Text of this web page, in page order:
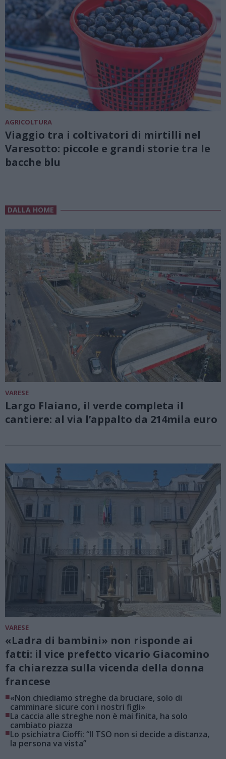
AGRICOLTURA
Viaggio tra i coltivatori di mirtilli nel
Varesotto: piccole e grandi storie tra le
bacche blu
DALLA HOME
VARESE
Largo Flaiano, il verde completa il
cantiere: al via l’appalto da 214mila euro
VARESE
«Ladra di bambini» non risponde ai
fatti: il vice prefetto vicario Giacomino
fa chiarezza sulla vicenda della donna
francese
■«Non chiediamo streghe da bruciare, solo di
camminare sicure con i nostri figli»
■La caccia alle streghe non è mai finita, ha solo
cambiato piazza
■Lo psichiatra Cioffi: “Il TSO non si decide a distanza,
la persona va vista”